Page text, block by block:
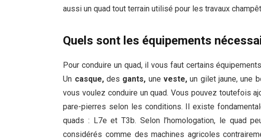
aussi un quad tout terrain utilisé pour les travaux
Quels sont les équipements
Pour conduire un quad, il vous faut certains
Un casque,des gants, uneveste, un gilet jaune, une
vous voulez conduire un quad. Vous pouvez toutefois
pare-pierres selon les conditions. Il existe
quads : L7e et T3b. Selon l’homologation, le quad
considérés comme des machines agricoles